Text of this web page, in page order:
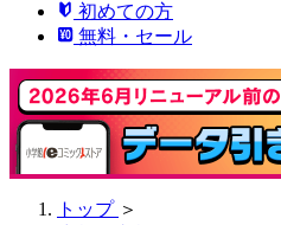
初めての方
無料・セール
トップ ＞